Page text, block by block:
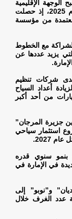
الوجهة الإقليمية
الرائدة في مجال السياحة المستدامة بحلول عام 2025، إذ حصلت
معتمدة من مؤسسة
مع الخطوط
يزيد عددها عن
.
شركات تنظيم
أعداد السياح
من أحد أكبر
جزيرة المرجان”
مشروع استثمار سياحي
2027
.
بنمو سنوي قدره
في الإمارة في
و”نوبو” إلى
عدد الغرف خلال